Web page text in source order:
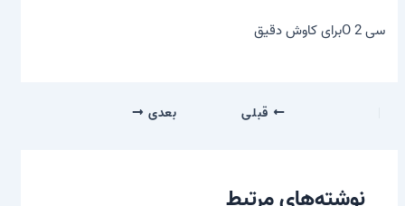
سی O 2برای کاوش دقیق
قبلی بعدی